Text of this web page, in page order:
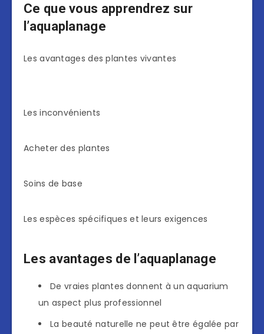
Ce que vous apprendrez sur
l’aquaplanage
Les avantages des plantes vivantes
Les inconvénients
Acheter des plantes
Soins de base
Les espèces spécifiques et leurs exigences
Les avantages de l’aquaplanage
De vraies plantes donnent à un aquarium
un aspect plus professionnel
La beauté naturelle ne peut être égalée par